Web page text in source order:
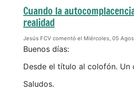
Cuando la
realidad
Jesús FCV comentó el Miércoles, 05
Buenos días:
Desde el título al colofón. Un
Saludos.